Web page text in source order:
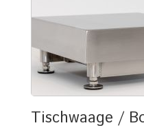
Tischwaage /